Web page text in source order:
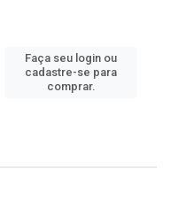
Faça seu login ou
cadastre-se para
comprar.